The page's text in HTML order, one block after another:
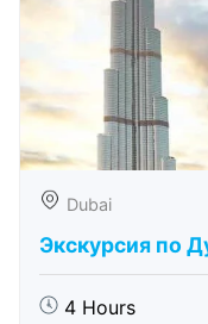
Dubai
Экскурсия по
4 Hours